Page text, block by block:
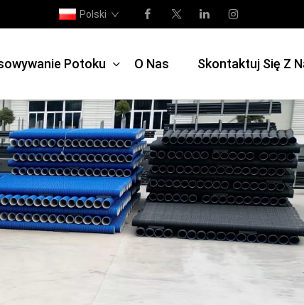
Polski
Potoku O Nas Skontaktuj Się Z